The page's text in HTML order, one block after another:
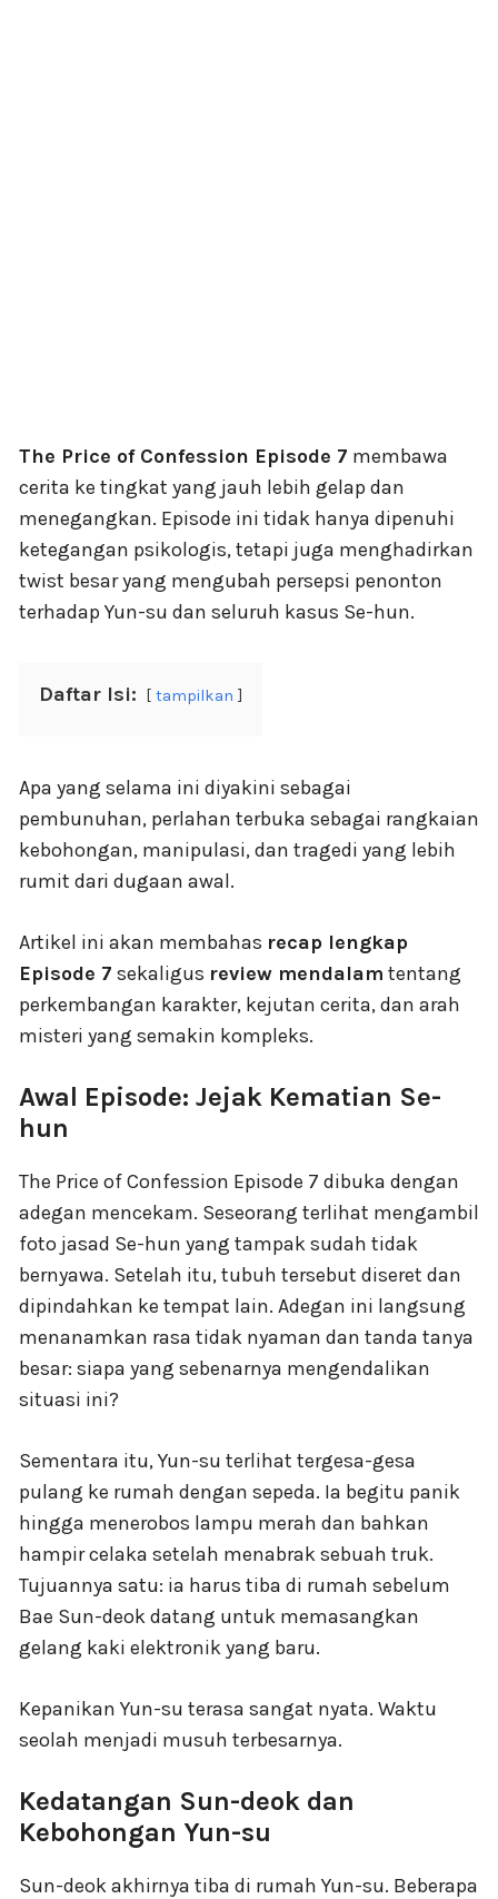
The Price of Confession Episode 7 membawa
cerita ke tingkat yang jauh lebih gelap dan
menegangkan. Episode ini tidak hanya dipenuhi
ketegangan psikologis, tetapi juga menghadirkan
twist besar yang mengubah persepsi penonton
terhadap Yun-su dan seluruh kasus Se-hun.
Daftar Isi: tampilkan
Apa yang selama ini diyakini sebagai
pembunuhan, perlahan terbuka sebagai rangkaian
kebohongan, manipulasi, dan tragedi yang lebih
rumit dari dugaan awal.
Artikel ini akan membahas recap lengkap
Episode 7 sekaligus review mendalam tentang
perkembangan karakter, kejutan cerita, dan arah
misteri yang semakin kompleks.
Awal Episode: Jejak Kematian Se-
hun
The Price of Confession Episode 7 dibuka dengan
adegan mencekam. Seseorang terlihat mengambil
foto jasad Se-hun yang tampak sudah tidak
bernyawa. Setelah itu, tubuh tersebut diseret dan
dipindahkan ke tempat lain. Adegan ini langsung
menanamkan rasa tidak nyaman dan tanda tanya
besar: siapa yang sebenarnya mengendalikan
situasi ini?
Sementara itu, Yun-su terlihat tergesa-gesa
pulang ke rumah dengan sepeda. Ia begitu panik
hingga menerobos lampu merah dan bahkan
hampir celaka setelah menabrak sebuah truk.
Tujuannya satu: ia harus tiba di rumah sebelum
Bae Sun-deok datang untuk memasangkan
gelang kaki elektronik yang baru.
Kepanikan Yun-su terasa sangat nyata. Waktu
seolah menjadi musuh terbesarnya.
Kedatangan Sun-deok dan
Kebohongan Yun-su
Sun-deok akhirnya tiba di rumah Yun-su. Beberapa